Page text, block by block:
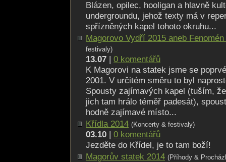
Blázen, opilec, hooligan a hlavně
undergroundu, jehož texty má v
spřízněných kapel tohoto okruhu...
Magorovo Vydří 2015 aneb
festivaly)
13.07 | 0 komentářů
K Magorovi na statek jsme se
2001. V určitém směru to byl
Spousty zajímavých kapel (tuším,
jich tam hrálo téměř padesát),
hodně zajímavé místo...
Křídla 2014 (Koncerty & festivaly)
03.10 | 0 komentářů
Jezděte do Křídel, je to tam boží!
Magorův statek 2014 (Příhody &